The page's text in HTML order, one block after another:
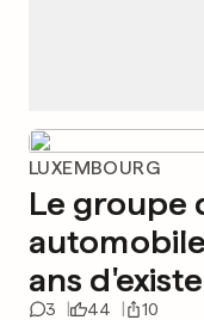
LUXEMBOURG
Le groupe
ans
3 44 10